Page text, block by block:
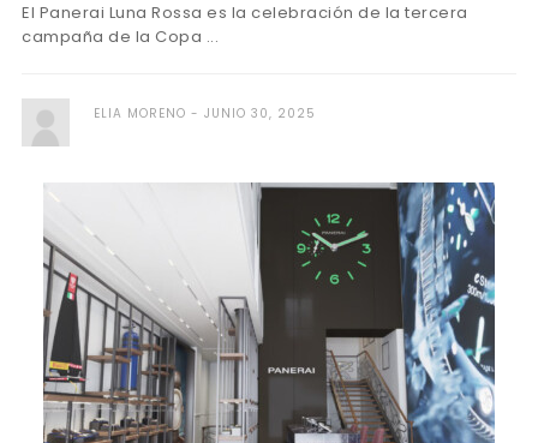
El Panerai Luna Rossa es la celebración de la tercera
campaña de la Copa ...
ELIA MORENO JUNIO 30, 2025